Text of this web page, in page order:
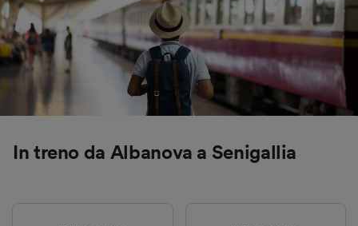
In treno da Albanova a Senigallia
Utilizzare dati di geolocalizzazione precisi.
Scansione attiva delle caratteristiche del
dispositivo ai fini dell’identificazione.
Archiviare informazioni su dispositivo e/o
accedervi. Pubblicità e contenuti
personalizzati, misurazione delle prestazioni
dei contenuti e degli annunci, ricerche sul
Elenco dei partner (fornitori)